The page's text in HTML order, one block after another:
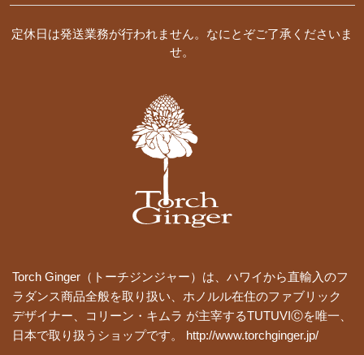
定休日は発送業務が行われません。なにとぞご了承くださいま
せ。
Torch Ginger（トーチジンジャー）は、ハワイから直輸入のフ
ラダンス商品全般を取り扱い、ホノルル在住のファブリック
デザイナー、コリーン・キムラ が主宰するTUTUVIⒸを唯一、
日本で取り扱うショップです。 http://www.torchginger.jp/